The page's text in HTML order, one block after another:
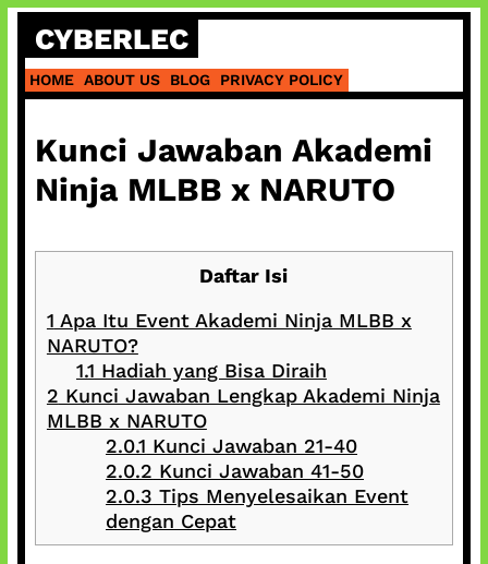
Skip
content
CYBERLEC
HOME ABOUT US BLOG PRIVACY POLICY
Kunci Jawaban Akademi
Ninja MLBB x NARUTO
Daftar Isi
1 Apa Itu Event Akademi Ninja MLBB x
NARUTO?
1.1 Hadiah yang Bisa Diraih
2 Kunci Jawaban Lengkap Akademi Ninja
MLBB x NARUTO
2.0.1 Kunci Jawaban 21-40
2.0.2 Kunci Jawaban 41-50
2.0.3 Tips Menyelesaikan Event
dengan Cepat